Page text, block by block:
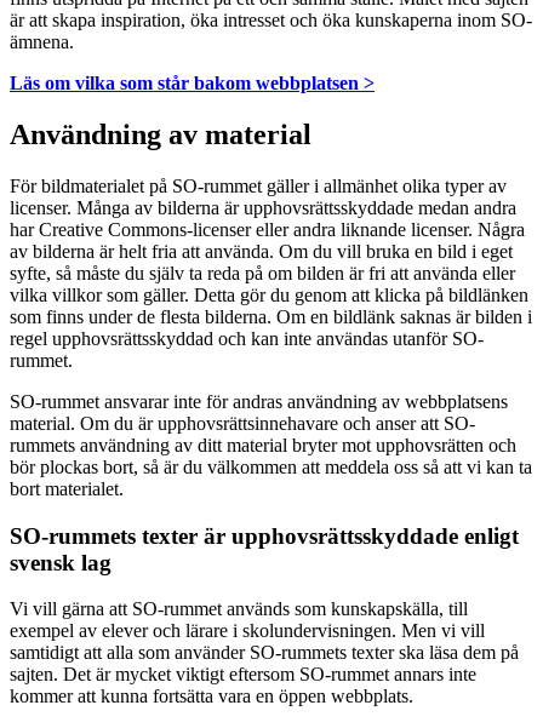
är att skapa inspiration, öka intresset och öka kunskaperna inom SO-
ämnena.
Läs om vilka som står bakom webbplatsen >
Användning av material
För bildmaterialet på SO-rummet gäller i allmänhet olika typer av
licenser. Många av bilderna är upphovsrättsskyddade medan andra
har Creative Commons-licenser eller andra liknande licenser. Några
av bilderna är helt fria att använda. Om du vill bruka en bild i eget
syfte, så måste du själv ta reda på om bilden är fri att använda eller
vilka villkor som gäller. Detta gör du genom att klicka på bildlänken
som finns under de flesta bilderna. Om en bildlänk saknas är bilden i
regel upphovsrättsskyddad och kan inte användas utanför SO-
rummet.
SO-rummet ansvarar inte för andras användning av webbplatsens
material. Om du är upphovsrättsinnehavare och anser att SO-
rummets användning av ditt material bryter mot upphovsrätten och
bör plockas bort, så är du välkommen att meddela oss så att vi kan ta
bort materialet.
SO-rummets texter är upphovsrättsskyddade enligt
svensk lag
Vi vill gärna att SO-rummet används som kunskapskälla, till
exempel av elever och lärare i skolundervisningen. Men vi vill
samtidigt att alla som använder SO-rummets texter ska läsa dem på
sajten. Det är mycket viktigt eftersom SO-rummet annars inte
kommer att kunna fortsätta vara en öppen webbplats.